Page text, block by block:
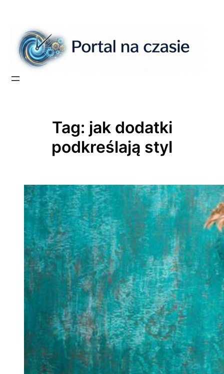
treści
Tag: jak dodatki
podkreślają styl